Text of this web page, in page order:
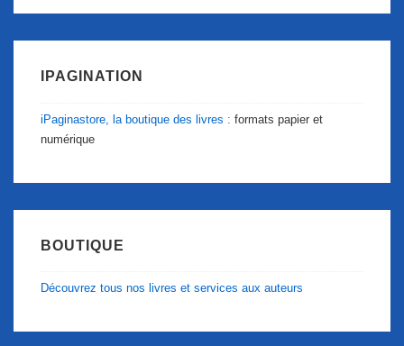
IPAGINATION
iPaginastore, la boutique des livres : formats papier et
numérique
BOUTIQUE
Découvrez tous nos livres et services aux auteurs